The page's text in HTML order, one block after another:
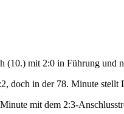
mit 2:0 in Führung und
doch in der 78. Minute
mit dem 2:3-